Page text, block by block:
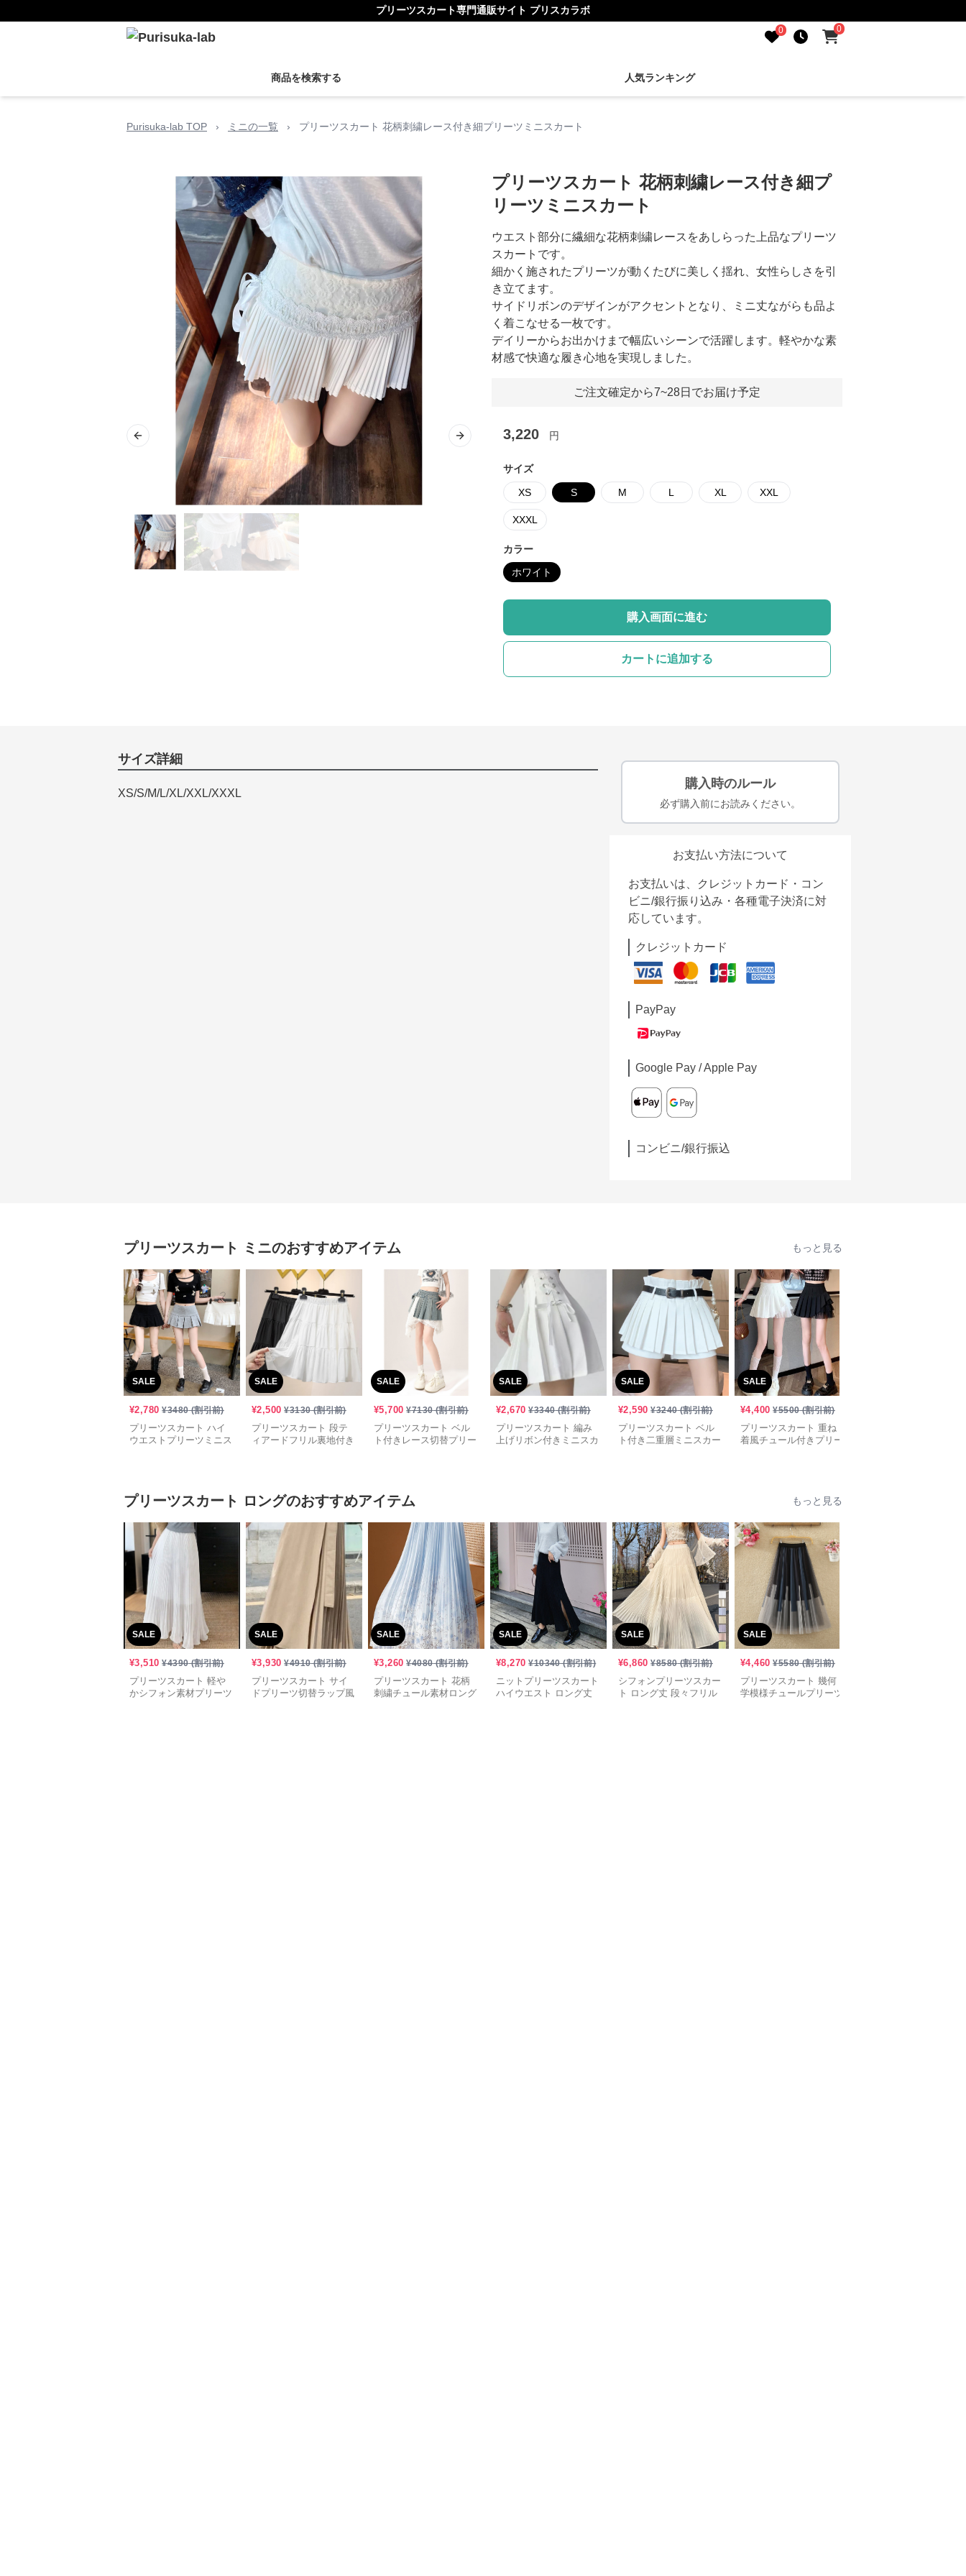
プリーツスカート専門通販サイト プリスカラボ
0 0
商品を検索する 人気ランキング
Purisuka-lab TOP › ミニの一覧 › プリーツスカート 花柄刺繍レース付き細プリーツミニスカート
Previous slide Next slide
プリーツスカート 花柄刺繍レース付き細プ
リーツミニスカート
ウエスト部分に繊細な花柄刺繍レースをあしらった上品なプリーツ
スカートです。
細かく施されたプリーツが動くたびに美しく揺れ、女性らしさを引
き立てます。
サイドリボンのデザインがアクセントとなり、ミニ丈ながらも品よ
く着こなせる一枚です。
デイリーからお出かけまで幅広いシーンで活躍します。軽やかな素
材感で快適な履き心地を実現しました。
ご注文確定から7~28日でお届け予定
3,220 円
サイズ
XS S M L XL XXL
XXXL
カラー
ホワイト
購入画面に進む
カートに追加する
サイズ詳細
XS/S/M/L/XL/XXL/XXXL
購入時のルール
必ず購入前にお読みください。
お支払い方法について
お支払いは、クレジットカード・コン
ビニ/銀行振り込み・各種電子決済に対
応しています。
クレジットカード
PayPay
Google Pay / Apple Pay
コンビニ/銀行振込
プリーツスカート ミニのおすすめアイテム もっと見る
SALE
¥2,780 ¥3480(割引前)
プリーツスカート ハイ
ウエストプリーツミニス
SALE
¥2,500 ¥3130(割引前)
プリーツスカート 段テ
ィアードフリル裏地付き
SALE
¥5,700 ¥7130(割引前)
プリーツスカート ベル
ト付きレース切替プリー
SALE
¥2,670 ¥3340(割引前)
プリーツスカート 編み
上げリボン付きミニスカ
SALE
¥2,590 ¥3240(割引前)
プリーツスカート ベル
ト付き二重層ミニスカー
SALE
¥4,400 ¥5500(割引前)
プリーツスカート 重ね
着風チュール付きプリー
プリーツスカート ロングのおすすめアイテム もっと見る
SALE
¥3,510 ¥4390(割引前)
プリーツスカート 軽や
かシフォン素材プリーツ
SALE
¥3,930 ¥4910(割引前)
プリーツスカート サイ
ドプリーツ切替ラップ風
SALE
¥3,260 ¥4080(割引前)
プリーツスカート 花柄
刺繍チュール素材ロング
SALE
¥8,270 ¥10340(割引前)
ニットプリーツスカート
ハイウエスト ロング丈
SALE
¥6,860 ¥8580(割引前)
シフォンプリーツスカー
ト ロング丈 段々フリル
SALE
¥4,460 ¥5580(割引前)
プリーツスカート 幾何
学模様チュールプリーツ